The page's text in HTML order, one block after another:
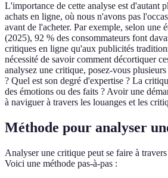
L'importance de cette analyse est d'autant
achats en ligne, où nous n'avons pas
avant de l'acheter. Par exemple, selon une
(2025), 92 % des consommateurs font
critiques en ligne qu'aux publicités
nécessité de savoir comment décortiquer
analysez une critique, posez-vous
? Quel est son degré d'expertise ? La
des émotions ou des faits ? Avoir une
à naviguer à travers les louanges et les
Méthode pour analyser
Analyser une critique peut se faire à
Voici une méthode pas-à-pas :